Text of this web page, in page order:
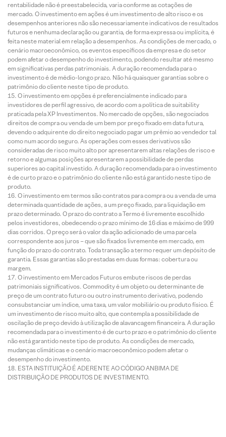
rentabilidade não é preestabelecida, varia conforme as cotações de
mercado. O investimento em ações é um investimento de alto risco e os
desempenhos anteriores não são necessariamente indicativos de resultados
futuros e nenhuma declaração ou garantia, de forma expressa ou implícita, é
feita neste material em relação a desempenhos. As condições de mercado, o
cenário macroeconômico, os eventos específicos da empresa e do setor
podem afetar o desempenho do investimento, podendo resultar até mesmo
em significativas perdas patrimoniais. A duração recomendada para o
investimento é de médio-longo prazo. Não há quaisquer garantias sobre o
patrimônio do cliente neste tipo de produto.
O investimento em opções é preferencialmente indicado para
investidores de perfil agressivo, de acordo com a política de suitability
praticada pela XP Investimentos. No mercado de opções, são negociados
direitos de compra ou venda de um bem por preço fixado em data futura,
devendo o adquirente do direito negociado pagar um prêmio ao vendedor tal
como num acordo seguro. As operações com esses derivativos são
consideradas de risco muito alto por apresentarem altas relações de risco e
retorno e algumas posições apresentarem a possibilidade de perdas
superiores ao capital investido. A duração recomendada para o investimento
é de curto prazo e o patrimônio do cliente não está garantido neste tipo de
produto.
O investimento em termos são contratos para compra ou a venda de uma
determinada quantidade de ações, a um preço fixado, para liquidação em
prazo determinado. O prazo do contrato a Termo é livremente escolhido
pelos investidores, obedecendo o prazo mínimo de 16 dias e máximo de 999
dias corridos. O preço será o valor da ação adicionado de uma parcela
correspondente aos juros – que são fixados livremente em mercado, em
função do prazo do contrato. Toda transação a termo requer um depósito de
garantia. Essas garantias são prestadas em duas formas: cobertura ou
margem.
O investimento em Mercados Futuros embute riscos de perdas
patrimoniais significativos. Commodity é um objeto ou determinante de
preço de um contrato futuro ou outro instrumento derivativo, podendo
consubstanciar um índice, uma taxa, um valor mobiliário ou produto físico. É
um investimento de risco muito alto, que contempla a possibilidade de
oscilação de preço devido à utilização de alavancagem financeira. A duração
recomendada para o investimento é de curto prazo e o patrimônio do cliente
não está garantido neste tipo de produto. As condições de mercado,
mudanças climáticas e o cenário macroeconômico podem afetar o
desempenho do investimento.
ESTA INSTITUIÇÃO É ADERENTE AO CÓDIGO ANBIMA DE
DISTRIBUIÇÃO DE PRODUTOS DE INVESTIMENTO.